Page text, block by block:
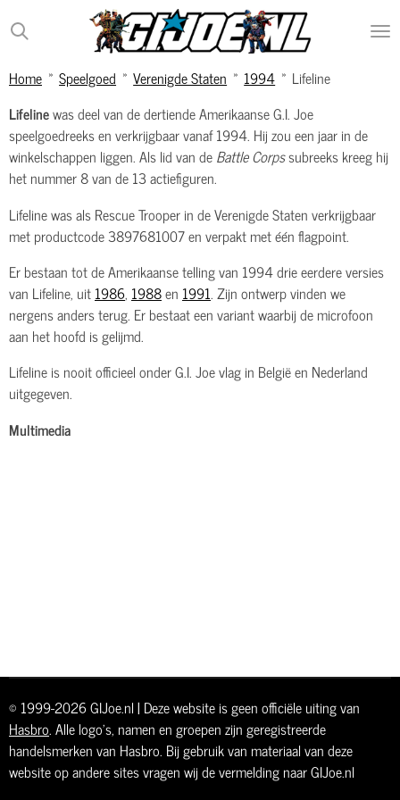
Ga
direct
de
Home » Speelgoed » Verenigde Staten » 1994 » Lifeline
Lifelinewas deel van de dertiende Amerikaanse G.I. Joe
speelgoedreeks en verkrijgbaar vanaf 1994. Hij zou een jaar in de
winkelschappen liggen. Als lid van deBattle Corpssubreeks kreeg hij
het nummer 8 van de 13 actiefiguren.
Lifeline was als Rescue Trooper in de Verenigde Staten verkrijgbaar
met productcode 3897681007 en verpakt met één flagpoint.
Er bestaan tot de Amerikaanse telling van 1994 drie eerdere versies
van Lifeline, uit1986, 1988en 1991. Zijn ontwerp vinden we
nergens anders terug. Er bestaat een variant waarbij de microfoon
aan het hoofd is gelijmd.
Lifeline is nooit officieel onder G.I. Joe vlag in België en Nederland
uitgegeven.
Multimedia
© 1999-2026 GIJoe.nl | Deze website is geen officiële uiting van
Hasbro. Alle logo's, namen en groepen zijn geregistreerde
handelsmerken van Hasbro. Bij gebruik van materiaal van deze
website op andere sites vragen wij de vermelding naar GIJoe.nl